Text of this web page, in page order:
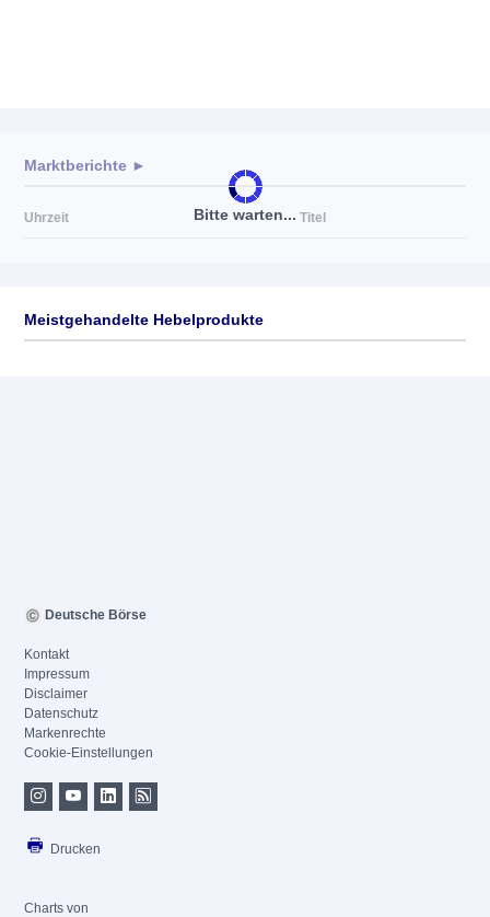
Bitte warten...
Marktberichte ►
Uhrzeit Titel
Meistgehandelte Hebelprodukte
Deutsche Börse
Kontakt
Impressum
Disclaimer
Datenschutz
Markenrechte
Cookie-Einstellungen
Drucken
Charts von